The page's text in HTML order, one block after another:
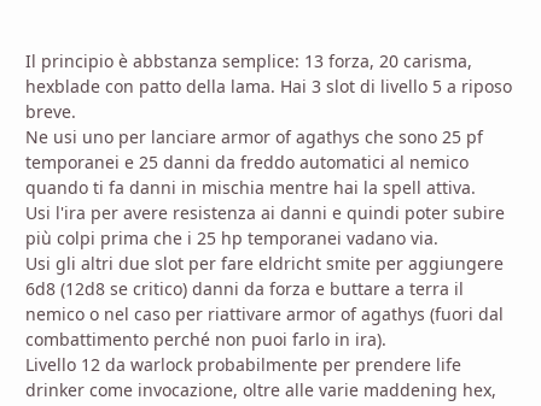
Il principio è abbstanza semplice: 13 forza, 20 carisma,
hexblade con patto della lama. Hai 3 slot di livello 5 a riposo
breve.
Ne usi uno per lanciare armor of agathys che sono 25 pf
temporanei e 25 danni da freddo automatici al nemico
quando ti fa danni in mischia mentre hai la spell attiva.
Usi l'ira per avere resistenza ai danni e quindi poter subire
più colpi prima che i 25 hp temporanei vadano via.
Usi gli altri due slot per fare eldricht smite per aggiungere
6d8 (12d8 se critico) danni da forza e buttare a terra il
nemico o nel caso per riattivare armor of agathys (fuori dal
combattimento perché non puoi farlo in ira).
Livello 12 da warlock probabilmente per prendere life
drinker come invocazione, oltre alle varie maddening hex,